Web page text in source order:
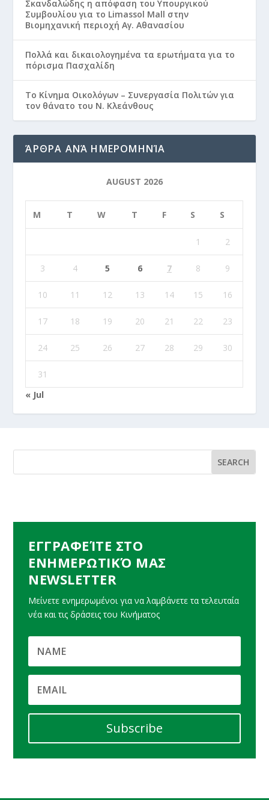
Σκανδαλώδης η απόφαση του Υπουργικού
Συμβουλίου για το Limassol Mall στην
Βιομηχανική περιοχή Αγ. Αθανασίου
Πολλά και δικαιολογημένα τα ερωτήματα για το
πόρισμα Πασχαλίδη
Το Κίνημα Οικολόγων – Συνεργασία Πολιτών για
τον θάνατο του Ν. Κλεάνθους
ΆΡΘΡΑ ΑΝΆ ΗΜΕΡΟΜΗΝΊΑ
AUGUST 2026
M T W T F S S
1 2
3 4 5 6 7 8 9
10 11 12 13 14 15 16
17 18 19 20 21 22 23
24 25 26 27 28 29 30
31
« Jul
ΕΓΓΡΑΦΕΊΤΕ ΣΤΟ
ΕΝΗΜΕΡΩΤΙΚΌ ΜΑΣ
NEWSLETTER
Μείνετε ενημερωμένοι για να λαμβάνετε τα τελευταία
νέα και τις δράσεις του Κινήματος
Subscribe